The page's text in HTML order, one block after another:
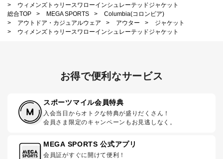
>
ウィメンズトゥリースワローインシュレーテッドジャケット
総合TOP
> MEGA SPORTS >
Columbia(コロンビア)
>
アウトドア・カジュアルウェア > アウター >
ジャケット
>
ウィメンズトゥリースワローインシュレーテッドジャケット
お得で便利なサービス
スポーツマイル会員特典
入会当日からオトクな特典が盛りだくさん！
会員さま限定のキャンペーンもお見逃しなく。
MEGA SPORTS 公式アプリ
会員証がすぐに開けて便利！